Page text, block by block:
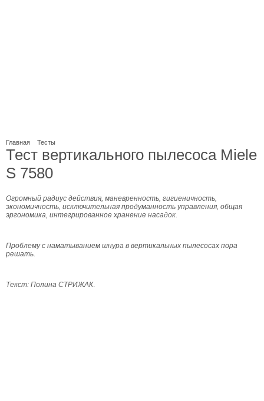
Главная Тесты
Тест вертикального пылесоса Miele
S 7580
Огромный радиус действия, маневренность, гигиеничность,
экономичность, исключительная продуманность управления, общая
эргономика, интегрированное хранение насадок.
Проблему с наматыванием шнура в вертикальных пылесосах пора
решать.
Текст: Полина СТРИЖАК.